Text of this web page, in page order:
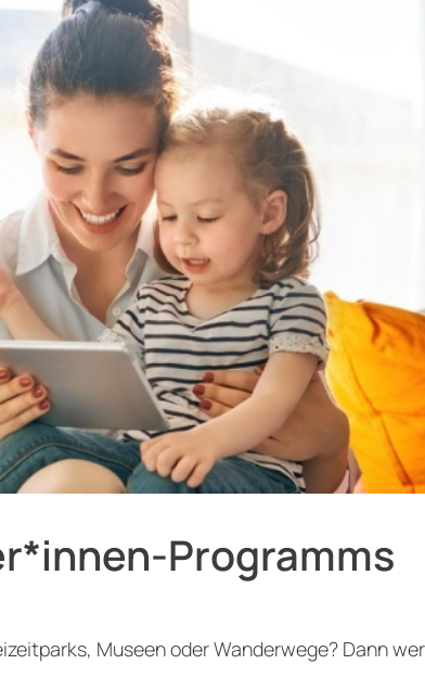
Programms
Museen oder Wanderwege? Dann